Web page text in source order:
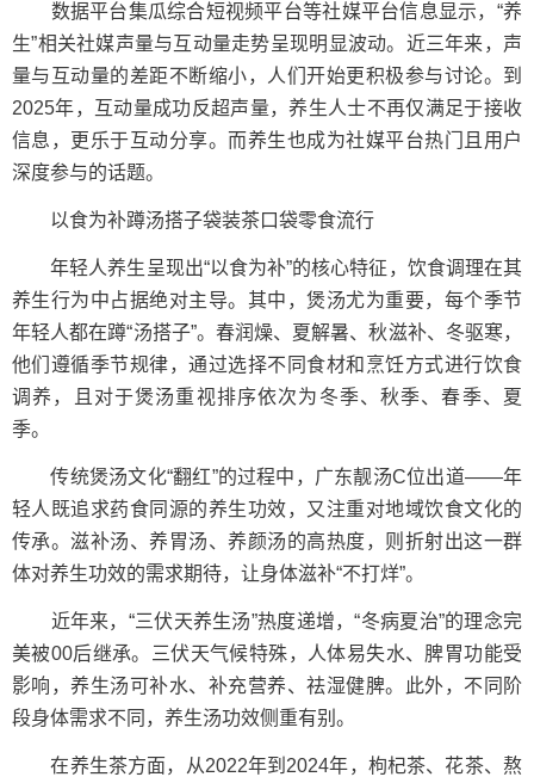
数据平台集瓜综合短视频平台等社媒平台信息显示，“养
生”相关社媒声量与互动量走势呈现明显波动。近三年来，声
量与互动量的差距不断缩小，人们开始更积极参与讨论。到
2025年，互动量成功反超声量，养生人士不再仅满足于接收
信息，更乐于互动分享。而养生也成为社媒平台热门且用户
深度参与的话题。
以食为补蹲汤搭子袋装茶口袋零食流行
年轻人养生呈现出“以食为补”的核心特征，饮食调理在其
养生行为中占据绝对主导。其中，煲汤尤为重要，每个季节
年轻人都在蹲“汤搭子”。春润燥、夏解暑、秋滋补、冬驱寒，
他们遵循季节规律，通过选择不同食材和烹饪方式进行饮食
调养，且对于煲汤重视排序依次为冬季、秋季、春季、夏
季。
传统煲汤文化“翻红”的过程中，广东靓汤C位出道——年
轻人既追求药食同源的养生功效，又注重对地域饮食文化的
传承。滋补汤、养胃汤、养颜汤的高热度，则折射出这一群
体对养生功效的需求期待，让身体滋补“不打烊”。
近年来，“三伏天养生汤”热度递增，“冬病夏治”的理念完
美被00后继承。三伏天气候特殊，人体易失水、脾胃功能受
影响，养生汤可补水、补充营养、祛湿健脾。此外，不同阶
段身体需求不同，养生汤功效侧重有别。
在养生茶方面，从2022年到2024年，枸杞茶、花茶、熬